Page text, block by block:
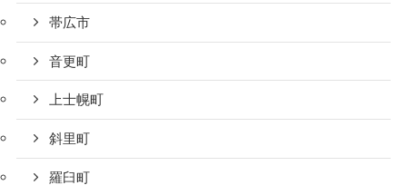
帯広市
音更町
上士幌町
斜里町
羅臼町